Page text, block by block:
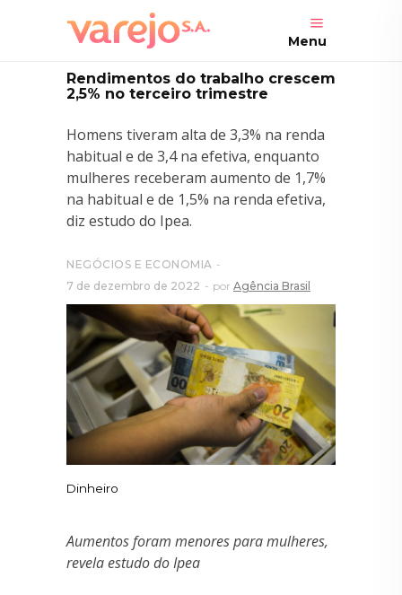
Menu
Rendimentos do trabalho crescem
2,5% no terceiro trimestre
Homens tiveram alta de 3,3% na renda
habitual e de 3,4 na efetiva, enquanto
mulheres receberam aumento de 1,7%
na habitual e de 1,5% na renda efetiva,
diz estudo do Ipea.
NEGÓCIOS E ECONOMIA
7 de dezembro de 2022
por Agência Brasil
Dinheiro
Aumentos foram menores para mulheres,
revela estudo do Ipea